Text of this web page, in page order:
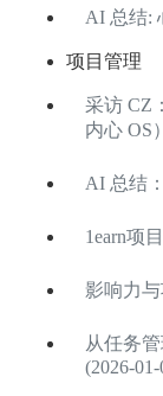
AI 总结:
项目管理
采访 CZ
内心 OS
AI 总结
1earn项
影响力与
从任务
(2026-01-